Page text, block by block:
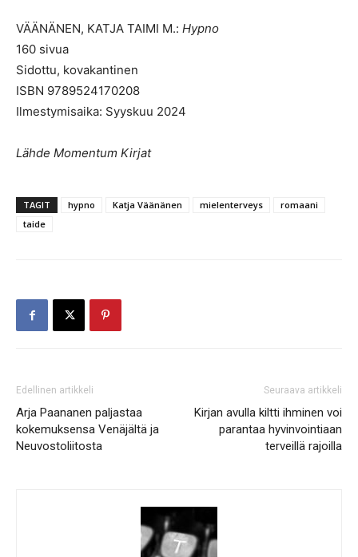
VÄÄNÄNEN, KATJA TAIMI M.: Hypno
160 sivua
Sidottu, kovakantinen
ISBN 9789524170208
Ilmestymisaika: Syyskuu 2024
Lähde Momentum Kirjat
TAGIT hypno Katja Väänänen mielenterveys
romaani
taide
Edellinen artikkeli
Arja Paananen paljastaa
kokemuksensa Venäjältä ja
Neuvostoliitosta
Seuraava artikkeli
Kirjan avulla kiltti ihminen voi
parantaa hyvinvointiaan
terveillä rajoilla